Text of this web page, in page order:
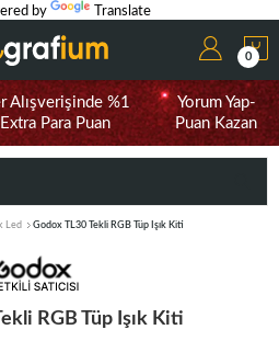
by Translate
0
Alışverişinde %1
Extra Para Puan
Yorum Yap-
Puan Kazan
Led Godox TL30 Tekli RGB Tüp Işık Kiti
RGB Tüp Işık Kiti